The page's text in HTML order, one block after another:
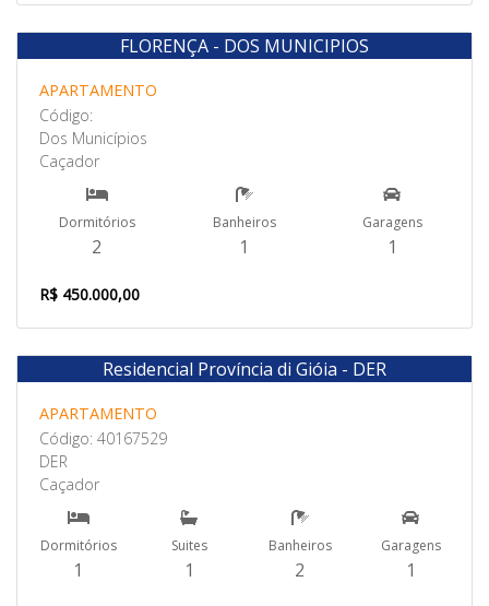
Venda
FLORENÇA - DOS MUNICIPIOS
APARTAMENTO
Código:
Dos Municípios
Caçador
Dormitórios
2
Banheiros
1
Garagens
1
R$ 450.000,00
Venda
Residencial Província di Gióia - DER
APARTAMENTO
Código: 40167529
DER
Caçador
Dormitórios
1
Suites
1
Banheiros
2
Garagens
1